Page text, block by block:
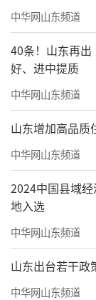
中华网山东频道
40条！山东再
好、进中提质
中华网山东频道
山东增加高品质
中华网山东频道
2024中国县域
地入选
中华网山东频道
山东出台若干政
中华网山东频道